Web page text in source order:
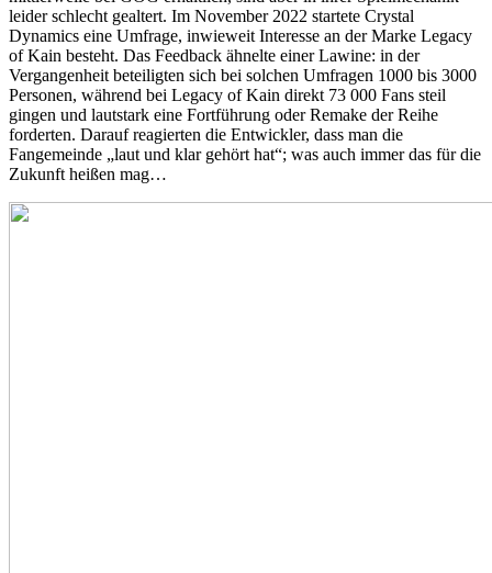
leider schlecht gealtert. Im November 2022 startete Crystal
Dynamics eine Umfrage, inwieweit Interesse an der Marke Legacy
of Kain besteht. Das Feedback ähnelte einer Lawine: in der
Vergangenheit beteiligten sich bei solchen Umfragen 1000 bis 3000
Personen, während bei Legacy of Kain direkt 73 000 Fans steil
gingen und lautstark eine Fortführung oder Remake der Reihe
forderten. Darauf reagierten die Entwickler, dass man die
Fangemeinde „laut und klar gehört hat“; was auch immer das für die
Zukunft heißen mag…